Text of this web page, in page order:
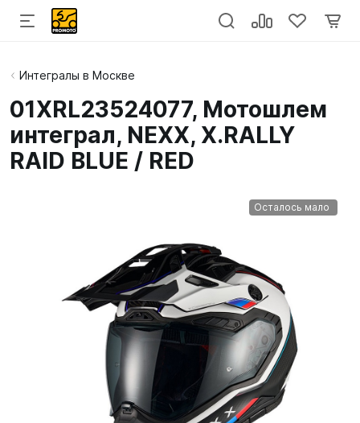
Интегралы в Москве
01XRL23524077, Мотошлем
интеграл, NEXX, X.RALLY
RAID BLUE / RED
Осталось мало